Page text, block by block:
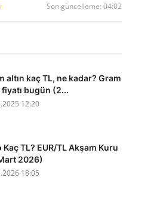
Son güncelleme: 04:02
altın kaç TL, ne kadar? Gram
fiyatı bugün (2...
12:20
Kaç TL? EUR/TL Akşam Kuru
2026)
18:05